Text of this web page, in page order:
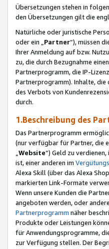
Übersetzungen stehen in
den Übersetzungen gilt die
Natürliche oder juristische
oder ein „Partner“), müssen
Ihrer Anmeldung auf bzw.
zu, die durch Bezugnahme
Partnerprogramm, die IP-
Partnerprogramm). Inhalte, die
des Verbots von
durch.
1.Beschreibung des
Das Partnerprogramm
(nur verfügbar für Partner, die
Website“) Geld zu
ist, einer anderen im
Alexa Skill (über das Alexa
markierten Link-Formate
Wenn unsere Kunden die
angeboten werden, oder
Partnerprogramm näher
Produkte oder Leistungen
für Anwendungsprogramme,
zur Verfügung stellen. Der